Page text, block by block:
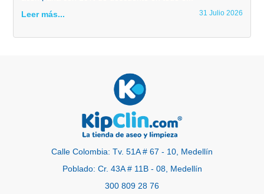
Leer más...
31 Julio 2026
Calle Colombia: Tv. 51A # 67 - 10, Medellín
Poblado: Cr. 43A # 11B - 08, Medellín
300 809 28 76